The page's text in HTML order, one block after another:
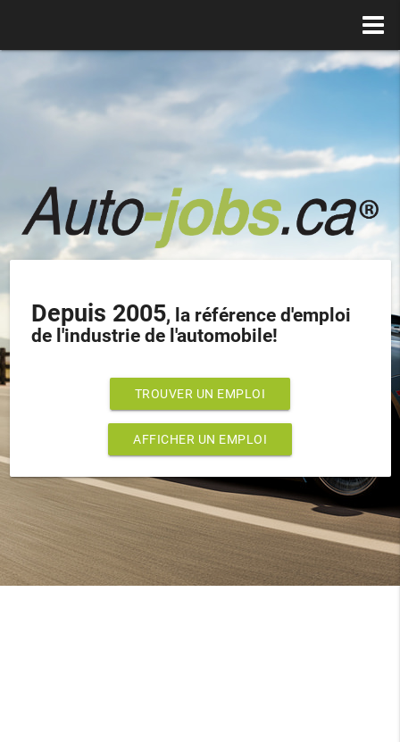
Depuis 2005, la référence d'emploi
de l'industrie de l'automobile!
TROUVER UN EMPLOI
AFFICHER UN EMPLOI